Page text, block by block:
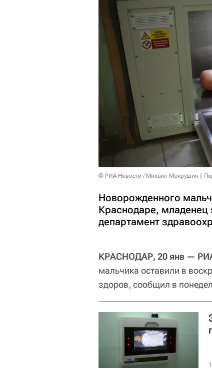
© РИА Новости / Михаил Мокрушин
Новорожденного
Краснодаре,
департамент
КРАСНОДАР, 20 янв —
мальчика оставили в
здоров, сообщил в